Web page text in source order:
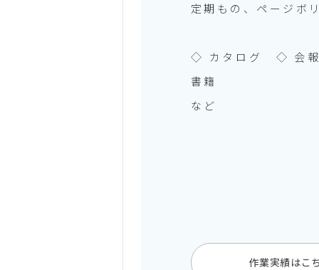
定期もの、ページボ
◇ カタログ ◇ 会
書籍
など
作業実績はこ